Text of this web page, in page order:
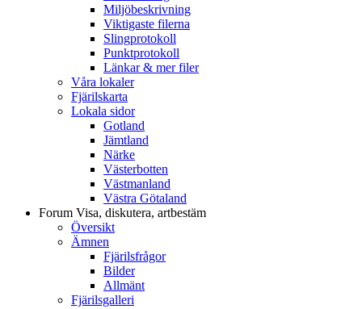
Miljöbeskrivning
Viktigaste filerna
Slingprotokoll
Punktprotokoll
Länkar & mer filer
Våra lokaler
Fjärilskarta
Lokala sidor
Gotland
Jämtland
Närke
Västerbotten
Västmanland
Västra Götaland
Forum Visa, diskutera, artbestäm
Översikt
Ämnen
Fjärilsfrågor
Bilder
Allmänt
Fjärilsgalleri